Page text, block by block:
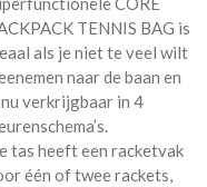
TENNIS BAG is
als je niet te veel wilt
naar de baan en
verkrijgbaar in 4
tas heeft een racketvak
één of twee rackets,